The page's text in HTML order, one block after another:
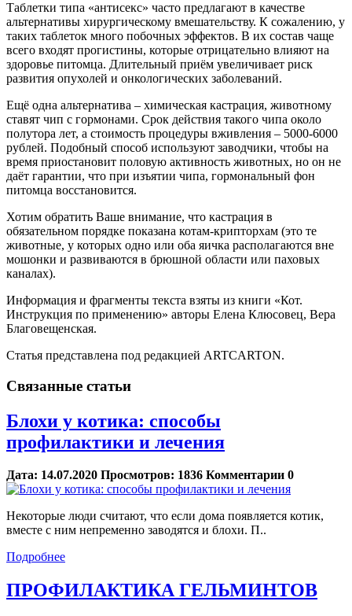
Таблетки типа «антисекс» часто предлагают в качестве
альтернативы хирургическому вмешательству. К сожалению, у
таких таблеток много побочных эффектов. В их состав чаще
всего входят прогистины, которые отрицательно влияют на
здоровье питомца. Длительный приём увеличивает риск
развития опухолей и онкологических заболеваний.
Ещё одна альтернатива – химическая кастрация, животному
ставят чип с гормонами. Срок действия такого чипа около
полутора лет, а стоимость процедуры вживления – 5000-6000
рублей. Подобный способ используют заводчики, чтобы на
время приостановит половую активность животных, но он не
даёт гарантии, что при изъятии чипа, гормональный фон
питомца восстановится.
Хотим обратить Ваше внимание, что кастрация в
обязательном порядке показана котам-крипторхам (это те
животные, у которых одно или оба яичка располагаются вне
мошонки и развиваются в брюшной области или паховых
каналах).
Информация и фрагменты текста взяты из книги «Кот.
Инструкция по применению» авторы Елена Клюсовец, Вера
Благовещенская.
Статья представлена под редакцией ARTCARTON.
Связанные статьи
Блохи у котика: способы
профилактики и лечения
Дата: 14.07.2020 Просмотров: 1836 Комментарии 0
Некоторые люди считают, что если дома появляется котик,
вместе с ним непременно заводятся и блохи. П..
Подробнее
ПРОФИЛАКТИКА ГЕЛЬМИНТОВ